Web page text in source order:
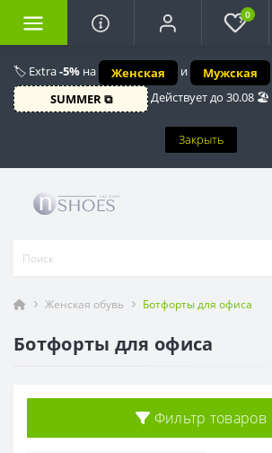
🏷️ Extra-5% на Женская и Мужская
SUMMER ⧉
Действует до 30.08 🏖️
Закрыть
0
Женская обувь Ботфорты для офиса
Ботфорты для офиса
Фильтр товаров